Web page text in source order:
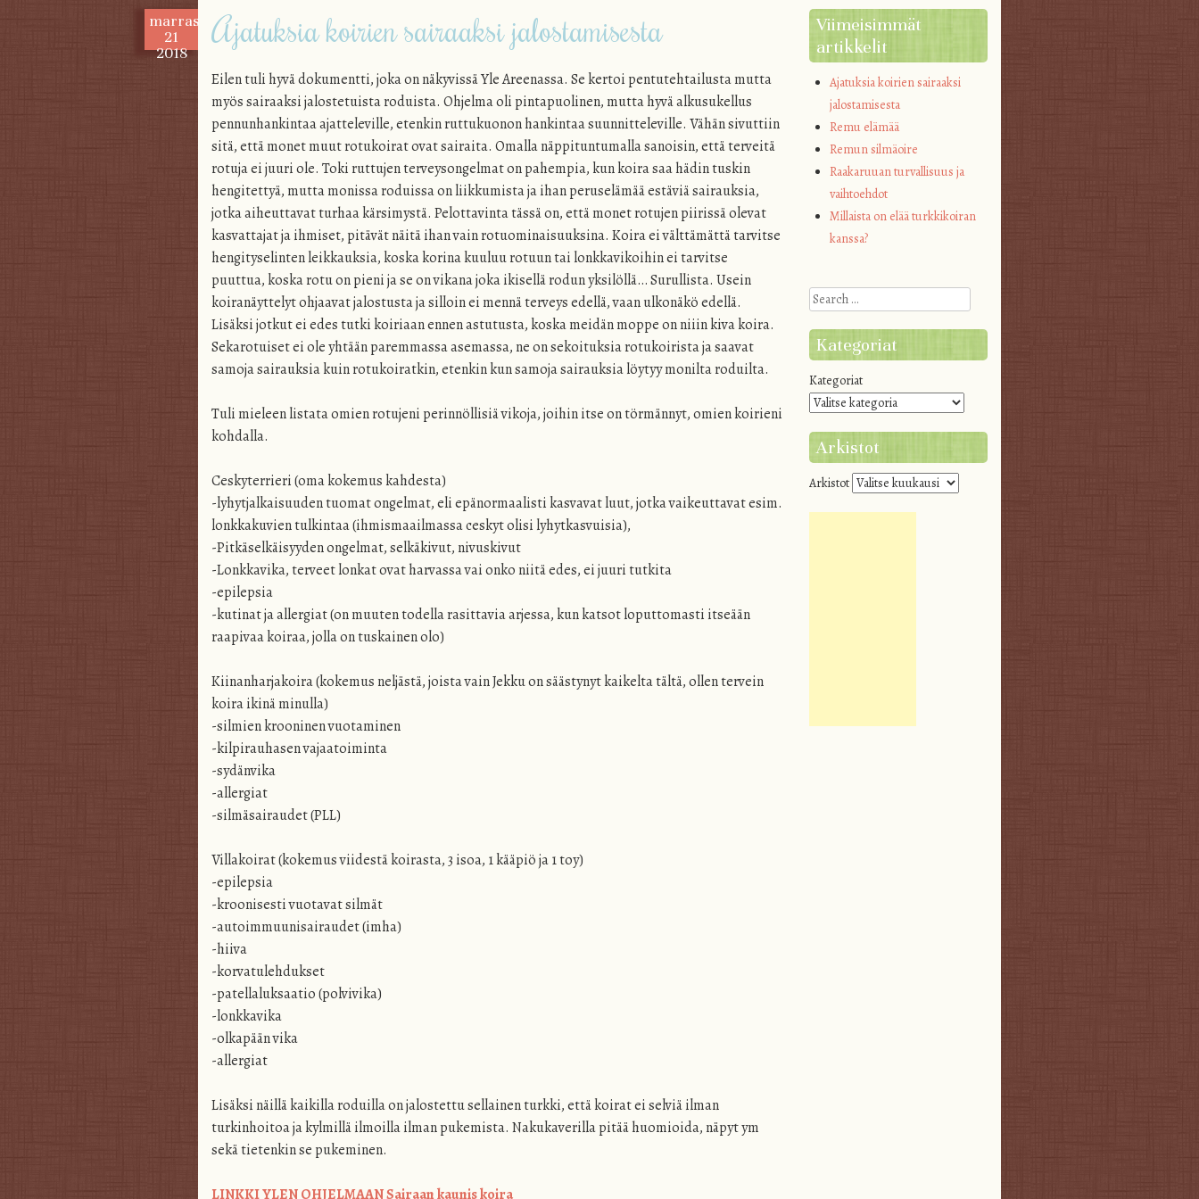
marras
21
2018
Ajatuksia koirien sairaaksi jalostamisesta
Eilen tuli hyvä dokumentti, joka on näkyvissä Yle Areenassa. Se kertoi pentutehtailusta mutta
myös sairaaksi jalostetuista roduista. Ohjelma oli pintapuolinen, mutta hyvä alkusukellus
pennunhankintaa ajatteleville, etenkin ruttukuonon hankintaa suunnitteleville. Vähän sivuttiin
sitä, että monet muut rotukoirat ovat sairaita. Omalla näppituntumalla sanoisin, että terveitä
rotuja ei juuri ole. Toki ruttujen terveysongelmat on pahempia, kun koira saa hädin tuskin
hengitettyä, mutta monissa roduissa on liikkumista ja ihan peruselämää estäviä sairauksia,
jotka aiheuttavat turhaa kärsimystä. Pelottavinta tässä on, että monet rotujen piirissä olevat
kasvattajat ja ihmiset, pitävät näitä ihan vain rotuominaisuuksina. Koira ei välttämättä tarvitse
hengityselinten leikkauksia, koska korina kuuluu rotuun tai lonkkavikoihin ei tarvitse
puuttua, koska rotu on pieni ja se on vikana joka ikisellä rodun yksilöllä… Surullista. Usein
koiranäyttelyt ohjaavat jalostusta ja silloin ei mennä terveys edellä, vaan ulkonäkö edellä.
Lisäksi jotkut ei edes tutki koiriaan ennen astutusta, koska meidän moppe on niiin kiva koira.
Sekarotuiset ei ole yhtään paremmassa asemassa, ne on sekoituksia rotukoirista ja saavat
samoja sairauksia kuin rotukoiratkin, etenkin kun samoja sairauksia löytyy monilta roduilta.
Tuli mieleen listata omien rotujeni perinnöllisiä vikoja, joihin itse on törmännyt, omien koirieni
kohdalla.
Ceskyterrieri (oma kokemus kahdesta)
-lyhytjalkaisuuden tuomat ongelmat, eli epänormaalisti kasvavat luut, jotka vaikeuttavat esim.
lonkkakuvien tulkintaa (ihmismaailmassa ceskyt olisi lyhytkasvuisia),
-Pitkäselkäisyyden ongelmat, selkäkivut, nivuskivut
-Lonkkavika, terveet lonkat ovat harvassa vai onko niitä edes, ei juuri tutkita
-epilepsia
-kutinat ja allergiat (on muuten todella rasittavia arjessa, kun katsot loputtomasti itseään
raapivaa koiraa, jolla on tuskainen olo)
Kiinanharjakoira (kokemus neljästä, joista vain Jekku on säästynyt kaikelta tältä, ollen tervein
koira ikinä minulla)
-silmien krooninen vuotaminen
-kilpirauhasen vajaatoiminta
-sydänvika
-allergiat
-silmäsairaudet (PLL)
Villakoirat (kokemus viidestä koirasta, 3 isoa, 1 kääpiö ja 1 toy)
-epilepsia
-kroonisesti vuotavat silmät
-autoimmuunisairaudet (imha)
-hiiva
-korvatulehdukset
-patellaluksaatio (polvivika)
-lonkkavika
-olkapään vika
-allergiat
Lisäksi näillä kaikilla roduilla on jalostettu sellainen turkki, että koirat ei selviä ilman
turkinhoitoa ja kylmillä ilmoilla ilman pukemista. Nakukaverilla pitää huomioida, näpyt ym
sekä tietenkin se pukeminen.
LINKKI YLEN OHJELMAAN Sairaan kaunis koira
Viimeisimmät
artikkelit
Ajatuksia koirien sairaaksi
jalostamisesta
Remu elämää
Remun silmäoire
Raakaruuan turvallisuus ja
vaihtoehdot
Millaista on elää turkkikoiran
kanssa?
Search
Kategoriat
Kategoriat
Arkistot
Arkistot